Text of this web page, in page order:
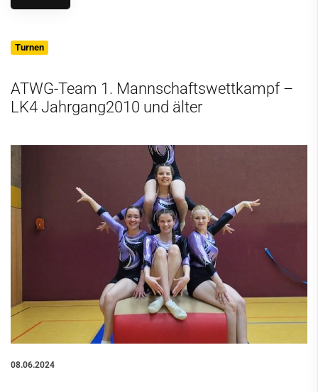
Turnen
ATWG-Team 1. Mannschaftswettkampf –
LK4 Jahrgang2010 und älter
08.06.2024